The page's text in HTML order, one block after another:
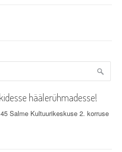
häälerühmadesse!
Salme Kultuurikeskuse 2. korruse